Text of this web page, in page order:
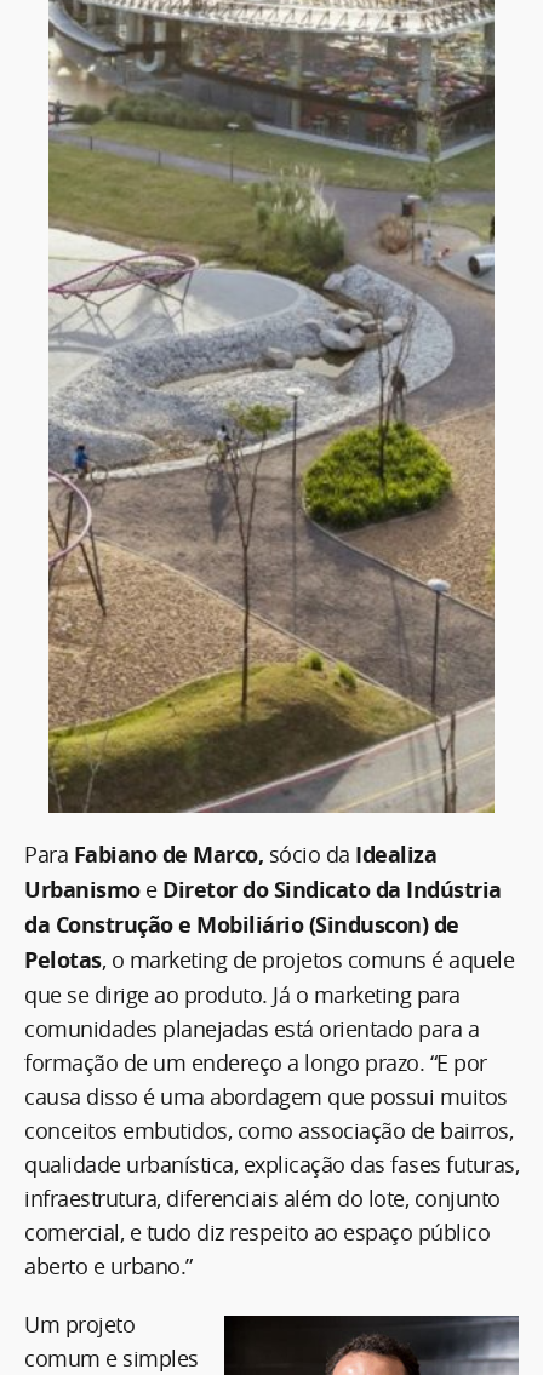
Para Fabiano de Marco, sócio da Idealiza
Urbanismoe Diretor do Sindicato da Indústria
da Construção e Mobiliário (Sinduscon) de
Pelotas, o marketing de projetos comuns é aquele
que se dirige ao produto. Já o marketing para
comunidades planejadas está orientado para a
formação de um endereço a longo prazo. “E por
causa disso é uma abordagem que possui muitos
conceitos embutidos, como associação de bairros,
qualidade urbanística, explicação das fases futuras,
infraestrutura, diferenciais além do lote, conjunto
comercial, e tudo diz respeito ao espaço público
aberto e urbano.”
Um projeto
comum e simples